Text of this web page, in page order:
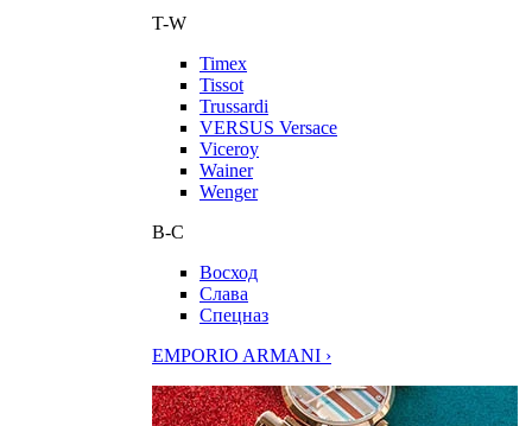
T-W
Timex
Tissot
Trussardi
VERSUS Versace
Viceroy
Wainer
Wenger
В-С
Восход
Слава
Спецназ
EMPORIO ARMANI ›